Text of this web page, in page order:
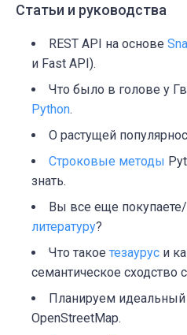
Статьи и руководства
REST API на основе
и Fast API).
Что было в голове у
Python.
О растущей
Строковые методы
знать.
Вы все еще покупаете/
литературу?
Что такое тезаурус и
семантическое сходство
Планируем идеальный
OpenStreetMap.